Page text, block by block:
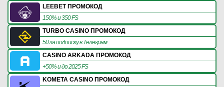
LEEBET ПРОМОКОД
150% и 350 FS
TURBO CASINO ПРОМОКОД
50 за подписку в Телеграм
CASINO ARKADA ПРОМОКОД
+50% и до 2025 FS
KOMETA CASINO ПРОМОКОД